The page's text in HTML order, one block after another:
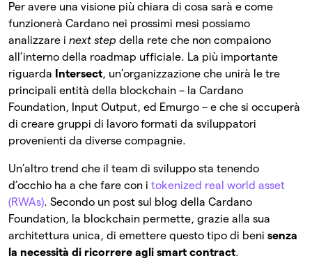
Per avere una visione più chiara di cosa sarà e come
funzionerà Cardano nei prossimi mesi possiamo
analizzare i next step della rete che non compaiono
all’interno della roadmap ufficiale. La più importante
riguarda
Intersect, un’organizzazione che unirà le tre
principali entità della blockchain – la Cardano
Foundation, Input Output, ed Emurgo – e che si occuperà
di creare gruppi di lavoro formati da sviluppatori
provenienti da diverse compagnie.
Un’altro trend che il team di sviluppo sta tenendo
d’occhio ha a che fare con i tokenized real world asset
(RWAs). Secondo un post sul blog della Cardano
Foundation, la blockchain permette, grazie alla sua
architettura unica, di emettere questo tipo di beni senza
la necessità di ricorrere agli smart contract.